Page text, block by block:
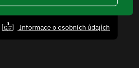
Informace o osobních údajích